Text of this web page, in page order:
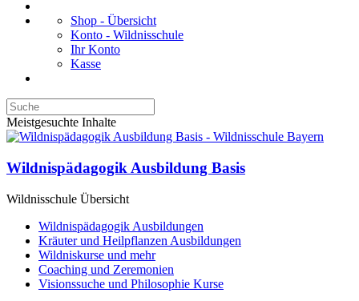
Shop - Übersicht
Konto - Wildnisschule
Ihr Konto
Kasse
Meistgesuchte Inhalte
Wildnispädagogik Ausbildung Basis
Wildnisschule Übersicht
Wildnispädagogik Ausbildungen
Kräuter und Heilpflanzen Ausbildungen
Wildniskurse und mehr
Coaching und Zeremonien
Visionssuche und Philosophie Kurse